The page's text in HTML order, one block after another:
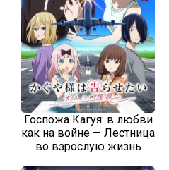
Госпожа Кагуя: в любви
как на войне — Лестница
во взрослую жизнь